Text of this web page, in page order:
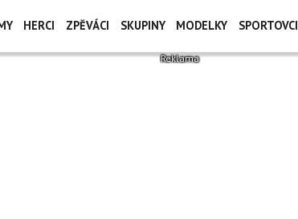
HERCI ZPĚVÁCI SKUPINY MODELKY SPORTOVCI